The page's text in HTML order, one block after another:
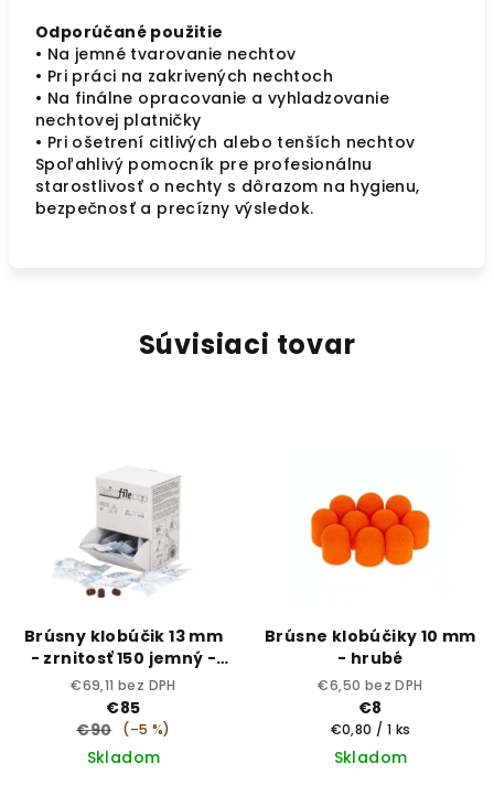
Odporúčané použitie
• Na jemné tvarovanie nechtov
• Pri práci na zakrivených nechtoch
• Na finálne opracovanie a vyhladzovanie
nechtovej platničky
• Pri ošetrení citlivých alebo tenších nechtov
Spoľahlivý pomocník pre profesionálnu
starostlivosť o nechty s dôrazom na hygienu,
bezpečnosť a precízny výsledok.
Súvisiaci tovar
Brúsny klobúčik 13 mm
- zrnitosť 150 jemný -
sterilný
€69,11 bez DPH
€85
€90
(–5 %)
Skladom
Brúsne klobúčiky 10 mm
- hrubé
€6,50 bez DPH
€8
Jednotková
cena:
€0,80 / 1 ks
Skladom